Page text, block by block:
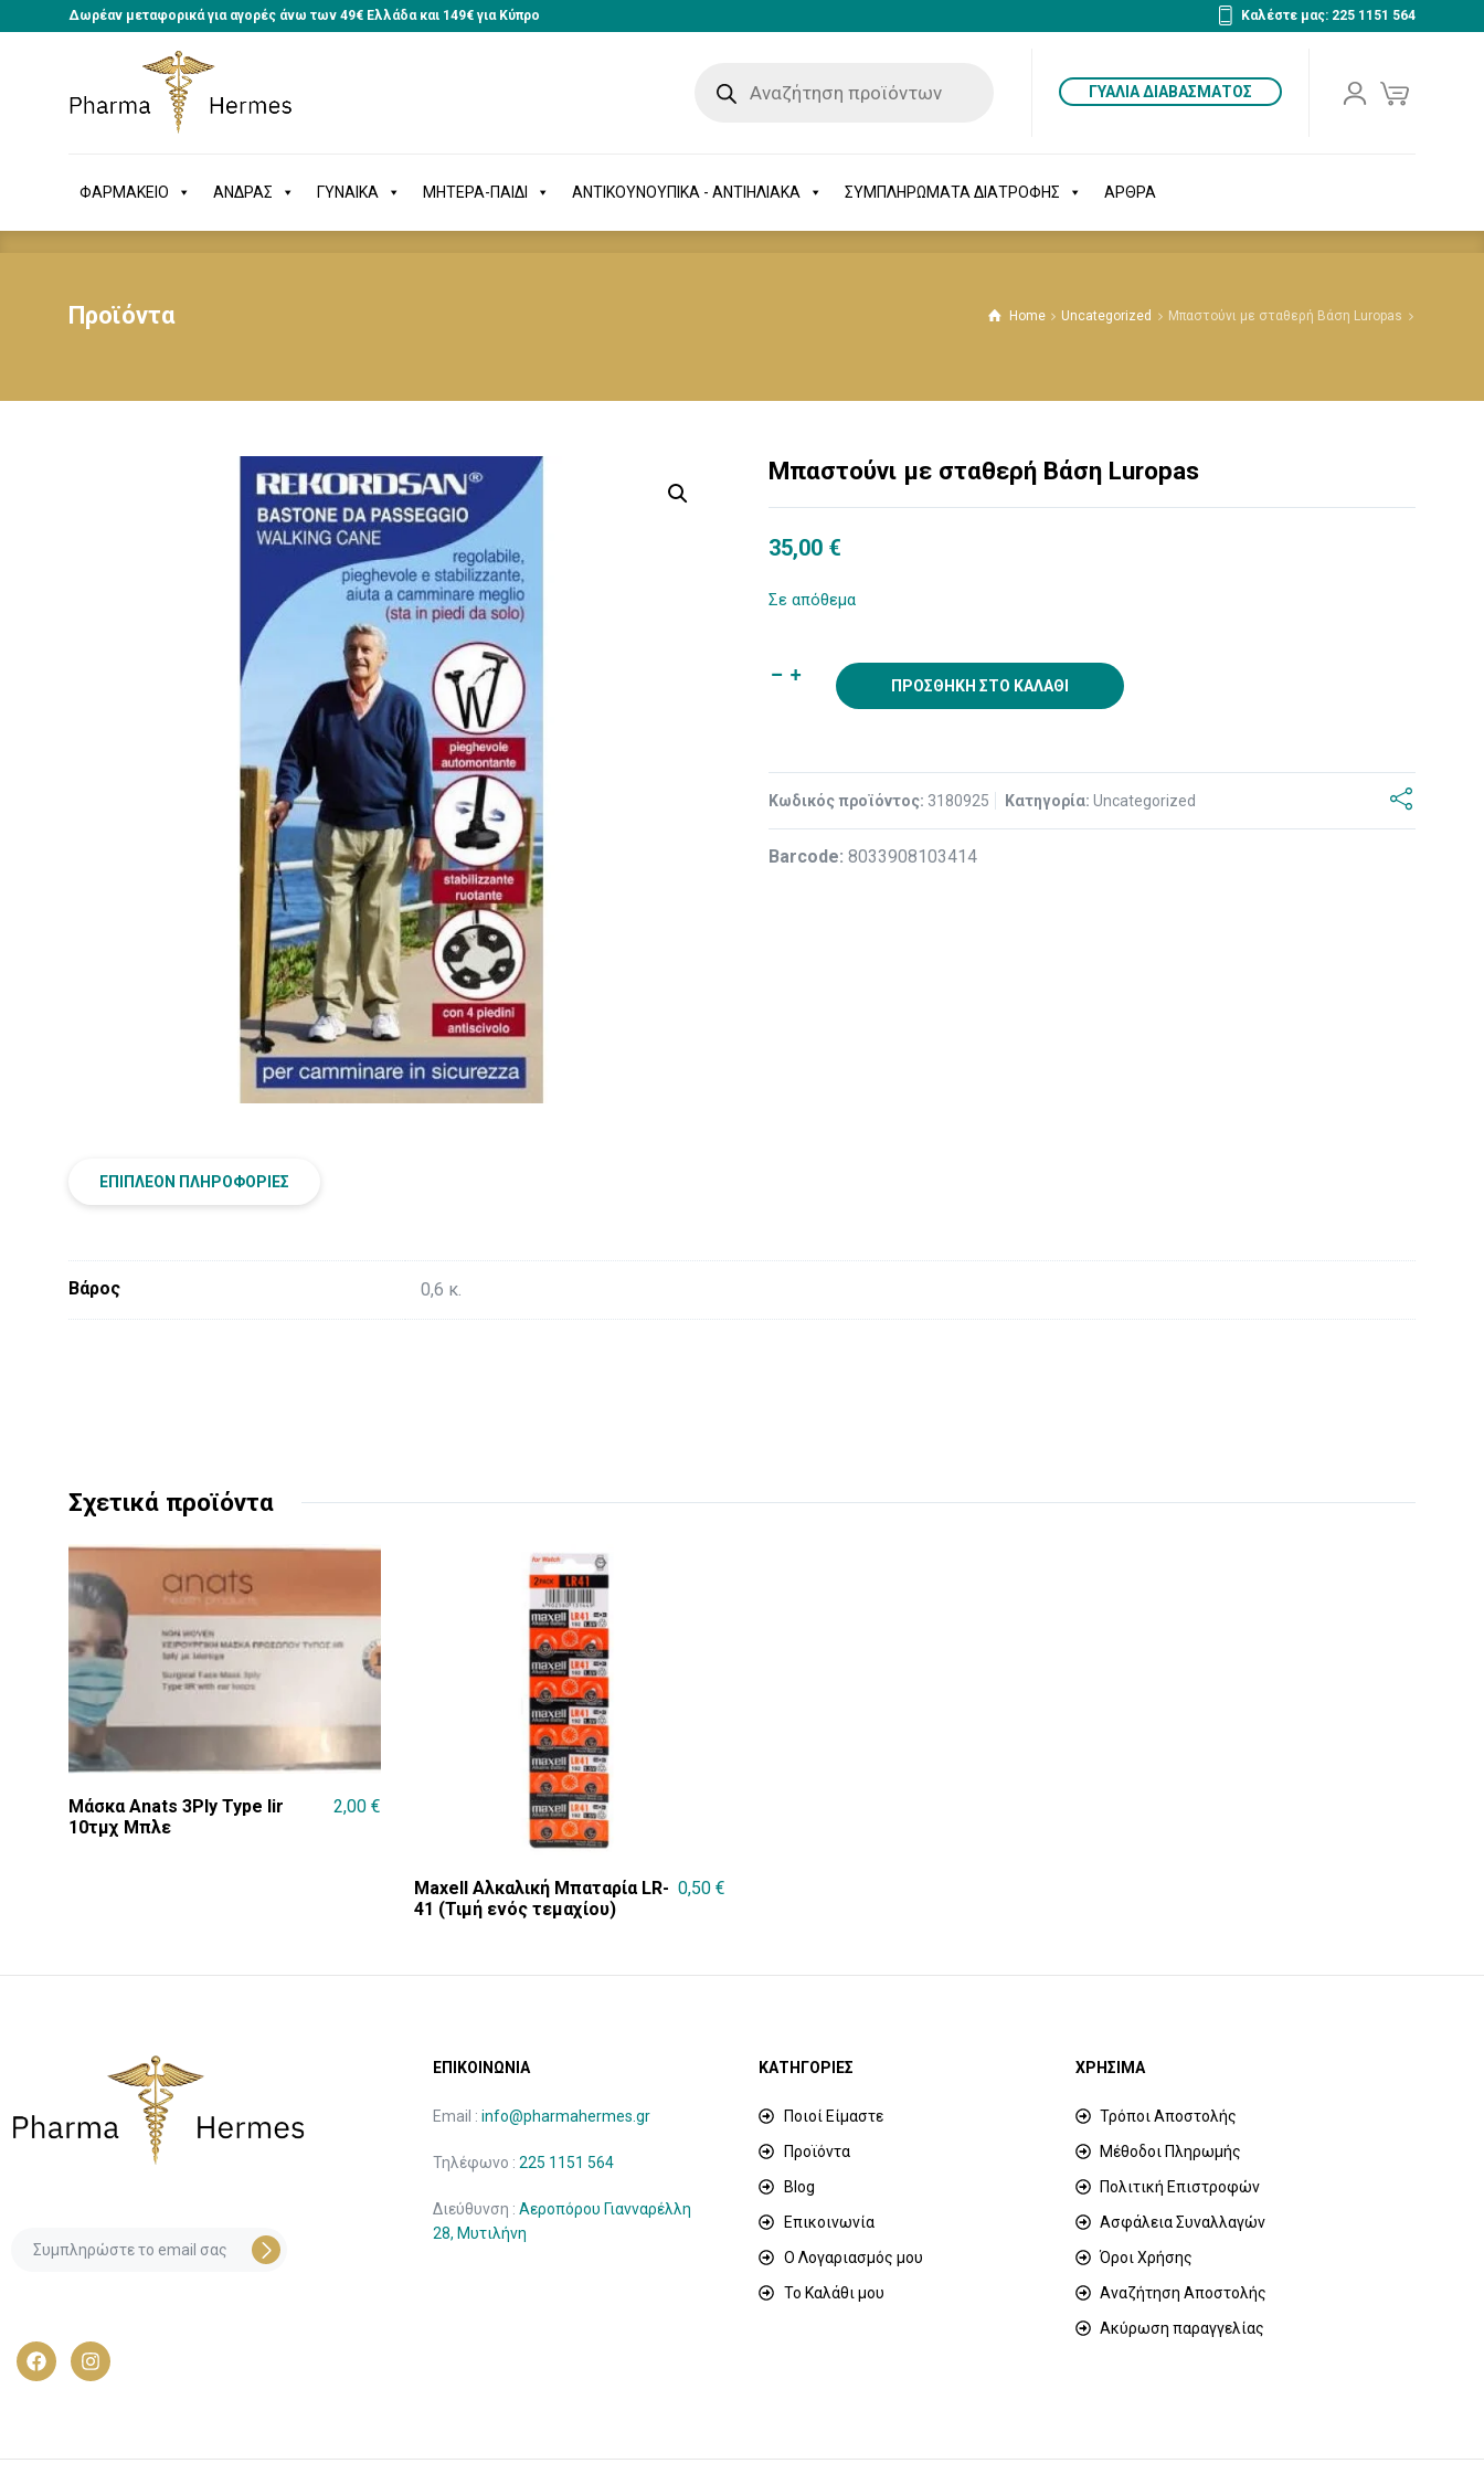
Δωρέαν μεταφορικά για αγορές άνω των 49€ Ελλάδα και 149€ για Κύπρο Καλέστε μας: 225 1151 564
ΓΥΑΛΙΑ ΔΙΑΒΑΣΜΑΤΟΣ
ΦΑΡΜΑΚΕΙΟ ΑΝΔΡΑΣ ΓΥΝΑΙΚΑ ΜΗΤΕΡΑ-ΠΑΙΔΙ ΑΝΤΙΚΟΥΝΟΥΠΙΚΑ - ΑΝΤΙΗΛΙΑΚΑ ΣΥΜΠΛΗΡΩΜΑΤΑ ΔΙΑΤΡΟΦΗΣ ΑΡΘΡΑ
ΦΑΡΜΑΚΕΙΟ ΑΝΔΡΑΣ ΓΥΝΑΙΚΑ ΜΗΤΕΡΑ-ΠΑΙΔΙ ΑΝΤΙΚΟΥΝΟΥΠΙΚΑ - ΑΝΤΙΗΛΙΑΚΑ ΣΥΜΠΛΗΡΩΜΑΤΑ ΔΙΑΤΡΟΦΗΣ ΑΡΘΡΑ
Προϊόντα Home Uncategorized Μπαστούνι με σταθερή Βάση Luropas
Μπαστούνι με σταθερή Βάση Luropas
35,00 €
Σε απόθεμα
ΠΡΟΣΘΉΚΗ ΣΤΟ ΚΑΛΆΘΙ
Κωδικός προϊόντος: 3180925 Κατηγορία:Uncategorized
Βarcode:8033908103414
ΕΠΙΠΛΈΟΝ ΠΛΗΡΟΦΟΡΊΕΣ
Βάρος 0,6 κ.
Σχετικά προϊόντα
Μάσκα Anats 3Ply Type Iir
10τμχ Μπλε
2,00 €
Maxell Αλκαλική Μπαταρία LR-
41 (Τιμή ενός τεμαχίου)
0,50 €
ΕΠΙΚΟΙΝΩΝΙΑ
Email : info@pharmahermes.gr
Τηλέφωνο : 225 1151 564
Διεύθυνση : Αεροπόρου Γιανναρέλλη
28, Μυτιλήνη
ΚΑΤΗΓΟΡΙΕΣ
Ποιοί Είμαστε
Προϊόντα
Blog
Επικοινωνία
Ο Λογαριασμός μου
Το Καλάθι μου
ΧΡΗΣΙΜΑ
Τρόποι Αποστολής
Μέθοδοι Πληρωμής
Πολιτική Επιστροφών
Ασφάλεια Συναλλαγών
Όροι Χρήσης
Αναζήτηση Αποστολής
Ακύρωση παραγγελίας